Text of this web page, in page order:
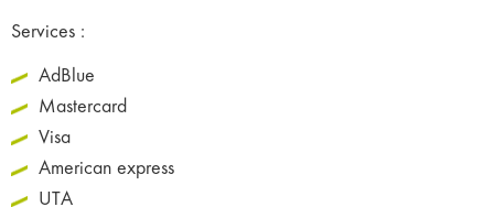
Services :
AdBlue
Mastercard
Visa
American express
UTA